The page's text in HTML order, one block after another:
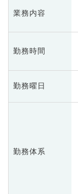
業務内容
勤務時間
勤務曜日
勤務体系